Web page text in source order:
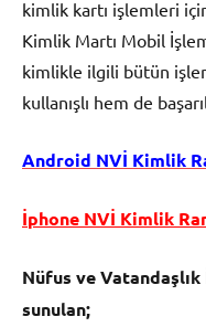
kimlik kartı işlemleri
Kimlik Martı Mobil
kimlikle ilgili bütün
kullanışlı hem de
Android NVİ Kimlik
İphone NVİ Kimlik
Nüfus ve
sunulan;